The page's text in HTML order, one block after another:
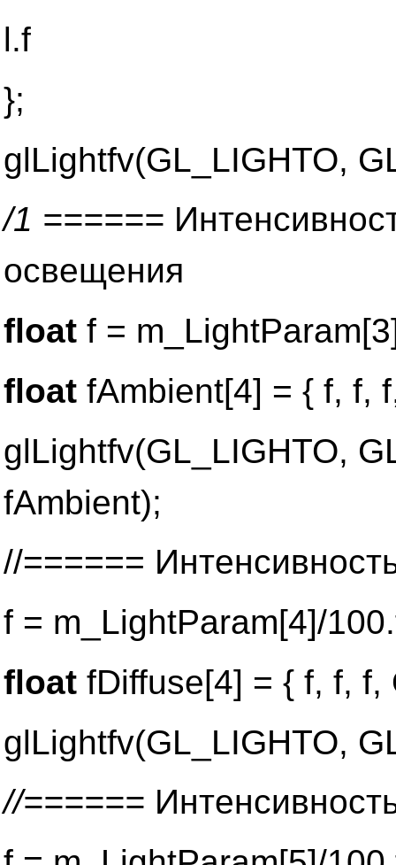
l.f
};
glLightfv(GL_LIGHTO,
/1 ======
освещения
float f =
float fAmbient[4] = { f, f,
glLightfv(GL_LIGHTO,
fAmbient);
//======
f = m_LightParam[4]/
float fDiffuse[4] = { f, f, f,
glLightfv(GL_LIGHTO,
//======